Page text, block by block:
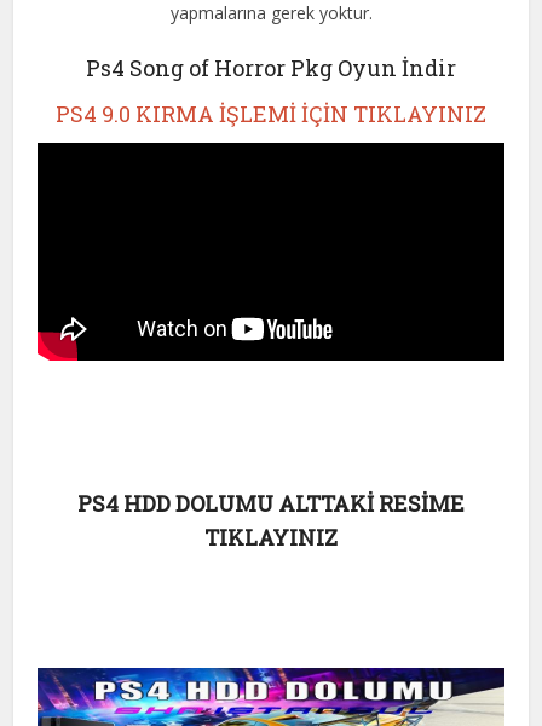
yapmalarına gerek yoktur.
Ps4 Song of Horror Pkg Oyun İndir
PS4 9.0 KIRMA İŞLEMİ İÇİN TIKLAYINIZ
PS4 HDD DOLUMU ALTTAKİ RESİME
TIKLAYINIZ